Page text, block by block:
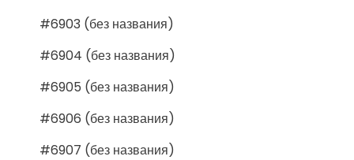
#6903 (без названия)
#6904 (без названия)
#6905 (без названия)
#6906 (без названия)
#6907 (без названия)